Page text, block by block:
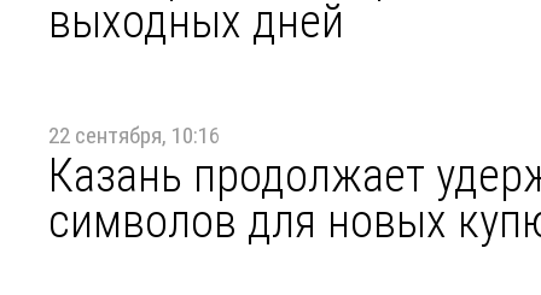
выходных дней
22 сентября, 10:16
Казань продолжает
символов для новых